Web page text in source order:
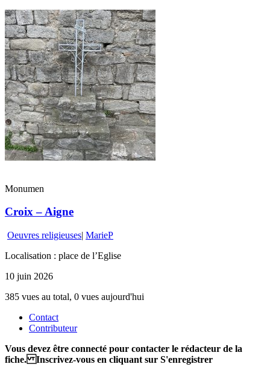
Monumen
Croix – Aigne
Oeuvres religieuses| MarieP
Localisation : place de l’Eglise
10 juin 2026
385 vues au total, 0 vues aujourd'hui
Contact
Contributeur
Vous devez être connecté pour contacter le rédacteur de la
fiche. Inscrivez-vous en cliquant sur S'enregistrer